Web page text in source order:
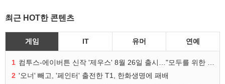
최근 HOT한 콘텐츠
게임 IT 유머 연예
1
2 '오너' 빼고, '페인터' 출전한 T1, 한화생명에 패배